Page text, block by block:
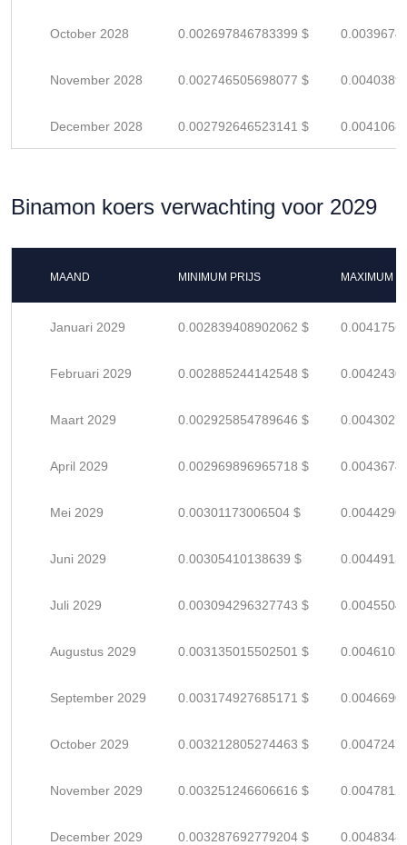
October 2028 0.002697846783399 $
November 2028 0.002746505698077 $
December 2028 0.002792646523141 $
Binamon koers verwachting voor 2029
MAAND MINIMUM PRIJS MAXIMUM
Januari 2029 0.002839408902062 $
Februari 2029 0.002885244142548 $
Maart 2029 0.002925854789646 $
April 2029 0.002969896965718 $
Mei 2029 0.00301173006504 $
Juni 2029 0.00305410138639 $
Juli 2029 0.003094296327743 $
Augustus 2029 0.003135015502501 $
September 2029 0.003174927685171 $
October 2029 0.003212805274463 $
November 2029 0.003251246606616 $
December 2029 0.003287692779204 $